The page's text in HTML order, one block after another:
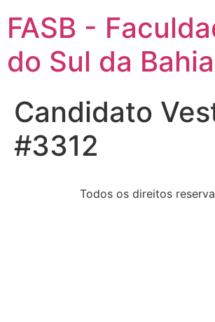
FASB -
do Sul da Bahia
Candidato
#3312
Todos os direitos